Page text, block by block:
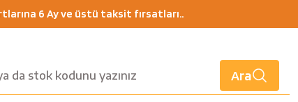
6 Ay ve üstü taksit fırsatları..
Ara